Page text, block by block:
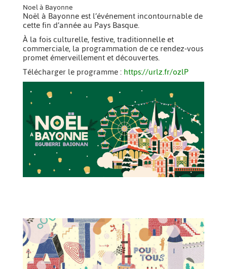
Noel à Bayonne
Noël à Bayonne est l’événement incontournable de
cette fin d’année au Pays Basque.
À la fois culturelle, festive, traditionnelle et
commerciale, la programmation de ce rendez-vous
promet émerveillement et découvertes.
Télécharger le programme :https://urlz.fr/ozlP